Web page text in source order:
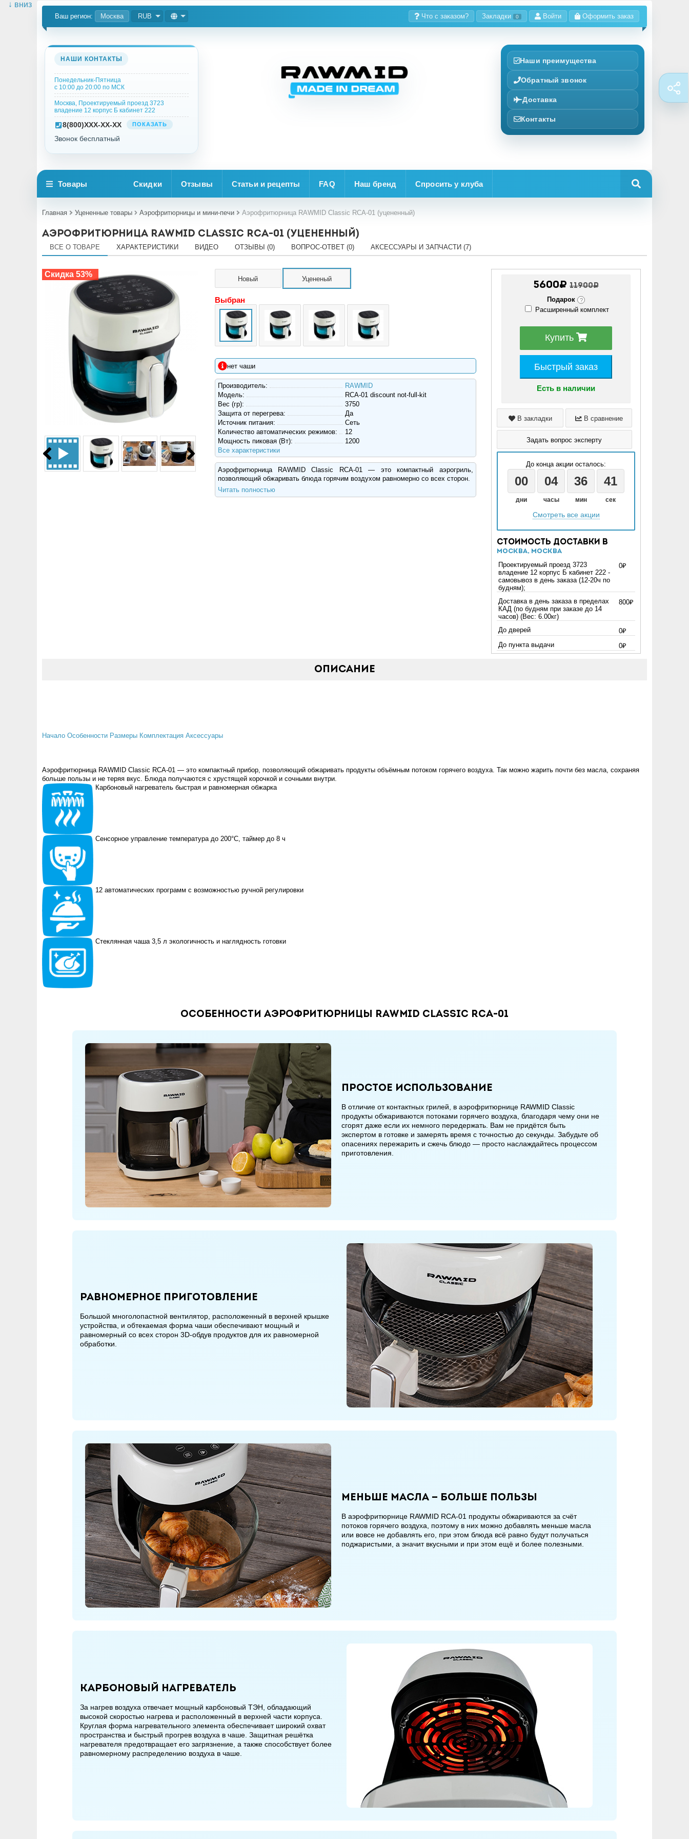
↓ вниз
Ваш регион: Москва RUB Что с заказом? Закладки 0 Войти Оформить заказ
НАШИ КОНТАКТЫ
Понедельник-Пятница
с 10:00 до 20:00 по МСК
Москва, Проектируемый проезд 3723
владение 12 корпус Б кабинет 222
8(800)XXX-XX-XX ПОКАЗАТЬ
Звонок бесплатный
Наши преимущества
Обратный звонок
Доставка
Контакты
Товары Скидки Отзывы Статьи и рецепты FAQ Наш бренд Спросить у клуба
Главная Уцененные товары Аэрофритюрницы и мини-печи Аэрофритюрница RAWMID Classic RCA-01 (уцененный)
Аэрофритюрница RAWMID Classic RCA-01 (уцененный)
ВСЕ О ТОВАРЕ ХАРАКТЕРИСТИКИ ВИДЕО ОТЗЫВЫ (0) ВОПРОС-ОТВЕТ (0) АКСЕССУАРЫ И ЗАПЧАСТИ (7)
Скидка 53%
5600₽ 11900₽
Подарок
?
Расширенный комплект
Купить
Быстрый заказ
Есть в наличии
В закладки В сравнение
Задать вопрос эксперту
До конца акции осталось:
00 04 36 40
дни часы мин сек
Смотреть все акции
Стоимость доставки в
Москва, Москва
Проектируемый проезд 3723
владение 12 корпус Б кабинет 222 -
самовывоз в день заказа (12-20ч по
будням);
0₽
Доставка в день заказа в пределах
КАД (по будням при заказе до 14
часов) (Вес: 6.00кг)
800₽
До дверей
0₽
До пункта выдачи
0₽
Новый Уцененый
Выбран
нет чаши
Производитель:
RAWMID
Модель:
RCA-01 discount not-full-kit
Вес (гр):
3750
Защита от перегрева:
Да
Источник питания:
Сеть
Количество автоматических режимов:
12
Мощность пиковая (Вт):
1200
Все характеристики
Аэрофритюрница RAWMID Classic RCA-01 — это компактный аэрогриль,
позволяющий обжаривать блюда горячим воздухом равномерно со всех сторон.
Читать полностью
Описание
Начало Особенности Размеры Комплектация Аксессуары
Аэрофритюрница RAWMID Classic RCA-01 — это компактный прибор, позволяющий обжаривать продукты объёмным потоком горячего воздуха. Так можно жарить почти без масла, сохраняя
больше пользы и не теряя вкус. Блюда получаются с хрустящей корочкой и сочными внутри.
Карбоновый нагреватель быстрая и равномерная обжарка
Сенсорное управление температура до 200°С, таймер до 8 ч
12 автоматических программ с возможностью ручной регулировки
Стеклянная чаша 3,5 л экологичность и наглядность готовки
Особенности аэрофритюрницы RAWMID Classic RCA-01
Простое использование
В отличие от контактных грилей, в аэрофритюрнице RAWMID Classic
продукты обжариваются потоками горячего воздуха, благодаря чему они не
сгорят даже если их немного передержать. Вам не придётся быть
экспертом в готовке и замерять время с точностью до секунды. Забудьте об
опасениях пережарить и сжечь блюдо — просто наслаждайтесь процессом
приготовления.
Равномерное приготовление
Большой многолопастной вентилятор, расположенный в верхней крышке
устройства, и обтекаемая форма чаши обеспечивают мощный и
равномерный со всех сторон 3D-обдув продуктов для их равномерной
обработки.
Меньше масла — больше пользы
В аэрофритюрнице RAWMID RCA-01 продукты обжариваются за счёт
потоков горячего воздуха, поэтому в них можно добавлять меньше масла
или вовсе не добавлять его, при этом блюда всё равно будут получаться
поджаристыми, а значит вкусными и при этом ещё и более полезными.
Карбоновый нагреватель
За нагрев воздуха отвечает мощный карбоновый ТЭН, обладающий
высокой скоростью нагрева и расположенный в верхней части корпуса.
Круглая форма нагревательного элемента обеспечивает широкий охват
пространства и быстрый прогрев воздуха в чаше. Защитная решётка
нагревателя предотвращает его загрязнение, а также способствует более
равномерному распределению воздуха в чаше.